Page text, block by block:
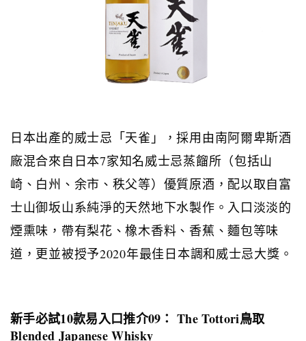
日本出產的威士忌「天雀」，採用由南阿爾卑斯酒
廠混合來自日本7家知名威士忌蒸餾所（包括山
崎、白州、余市、秩父等）優質原酒，配以取自富
士山御坂山系純淨的天然地下水製作。入口淡淡的
煙熏味，帶有梨花、橡木香料、香蕉、麵包等味
道，更並被授予2020年最佳日本調和威士忌大獎。
新手必試10款易入口推介09 ： The Tottori鳥取
Blended Japanese Whisky